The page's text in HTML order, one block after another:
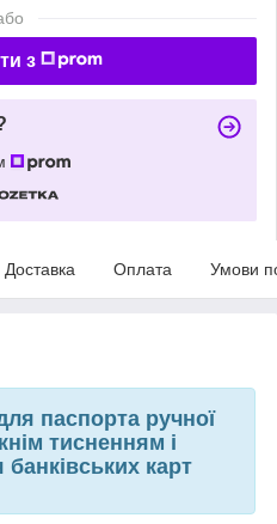
з
Доставка Оплата Умови
паспорта ручної
тисненням і
карт